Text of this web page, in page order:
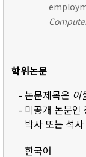
학위논문
- 논문제목은 이
- 미공개 논문인
박사 또는 석
한국어